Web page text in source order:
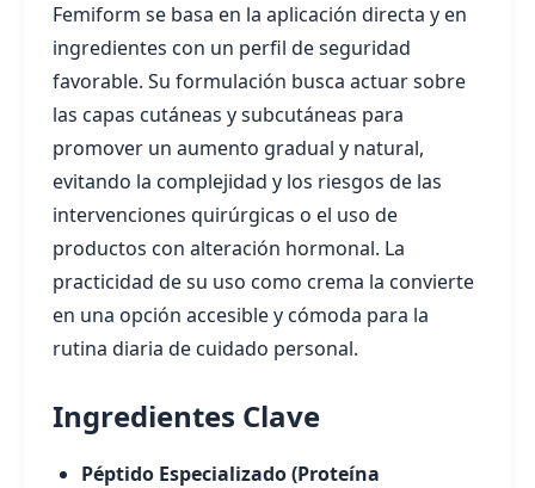
Femiform se basa en la aplicación directa y en
ingredientes con un perfil de seguridad
favorable. Su formulación busca actuar sobre
las capas cutáneas y subcutáneas para
promover un aumento gradual y natural,
evitando la complejidad y los riesgos de las
intervenciones quirúrgicas o el uso de
productos con alteración hormonal. La
practicidad de su uso como crema la convierte
en una opción accesible y cómoda para la
rutina diaria de cuidado personal.
Ingredientes Clave
Péptido Especializado (Proteína